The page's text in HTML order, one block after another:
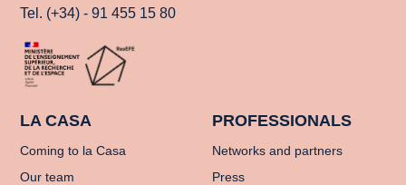
Tel. (+34) - 91 455 15 80
LA CASA
Coming to la Casa
Our team
PROFESSIONALS
Networks and partners
Press